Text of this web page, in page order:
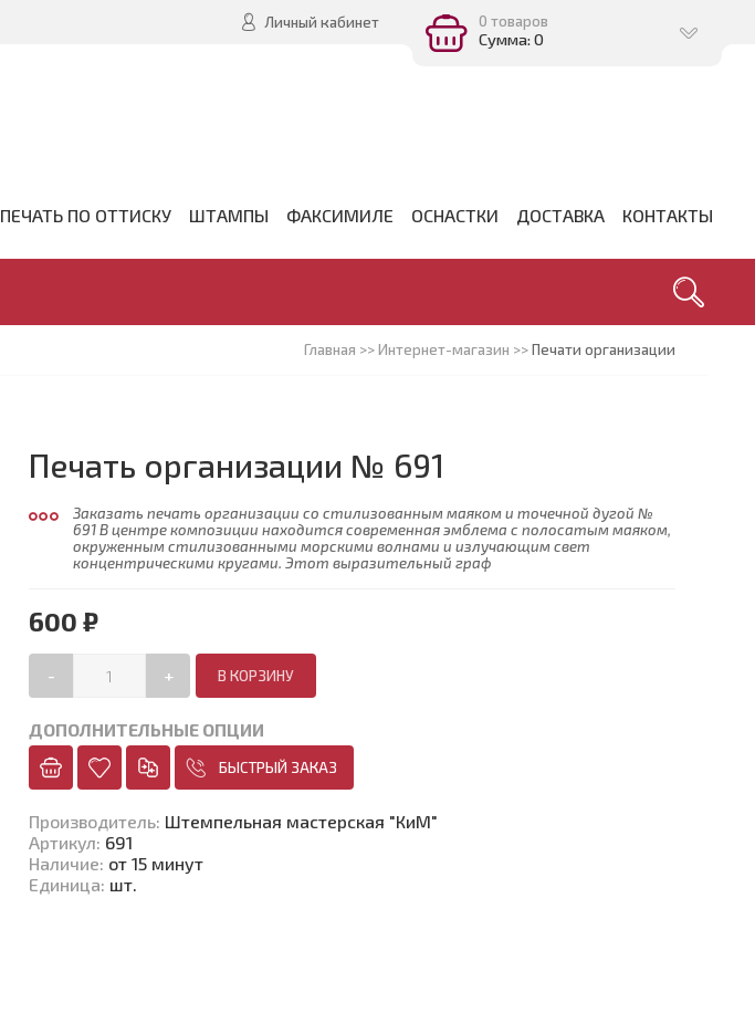
Личный кабинет 0 товаров
Сумма: 0
ПЕЧАТЬ ПО ОТТИСКУ ШТАМПЫ ФАКСИМИЛЕ ОСНАСТКИ ДОСТАВКА КОНТАКТЫ
Главная >>Интернет-магазин >>Печати организации
Печать организации № 691
Заказать печать организации со стилизованным маяком и точечной дугой №
691 В центре композиции находится современная эмблема с полосатым маяком,
окруженным стилизованными морскими волнами и излучающим свет
концентрическими кругами. Этот выразительный граф
600 ₽
- +
ДОПОЛНИТЕЛЬНЫЕ ОПЦИИ
БЫСТРЫЙ ЗАКАЗ
Производитель: Штемпельная мастерская "КиМ"
Артикул: 691
Наличие: от 15 минут
Единица: шт.